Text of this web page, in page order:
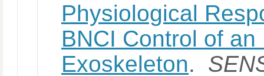
Physiological
BNCI Control of an
Exoskeleton.